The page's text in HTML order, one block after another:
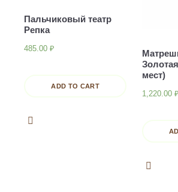
Пальчиковый театр
Репка
485.00 ₽
ADD TO CART
мест)
1,220.00 ₽